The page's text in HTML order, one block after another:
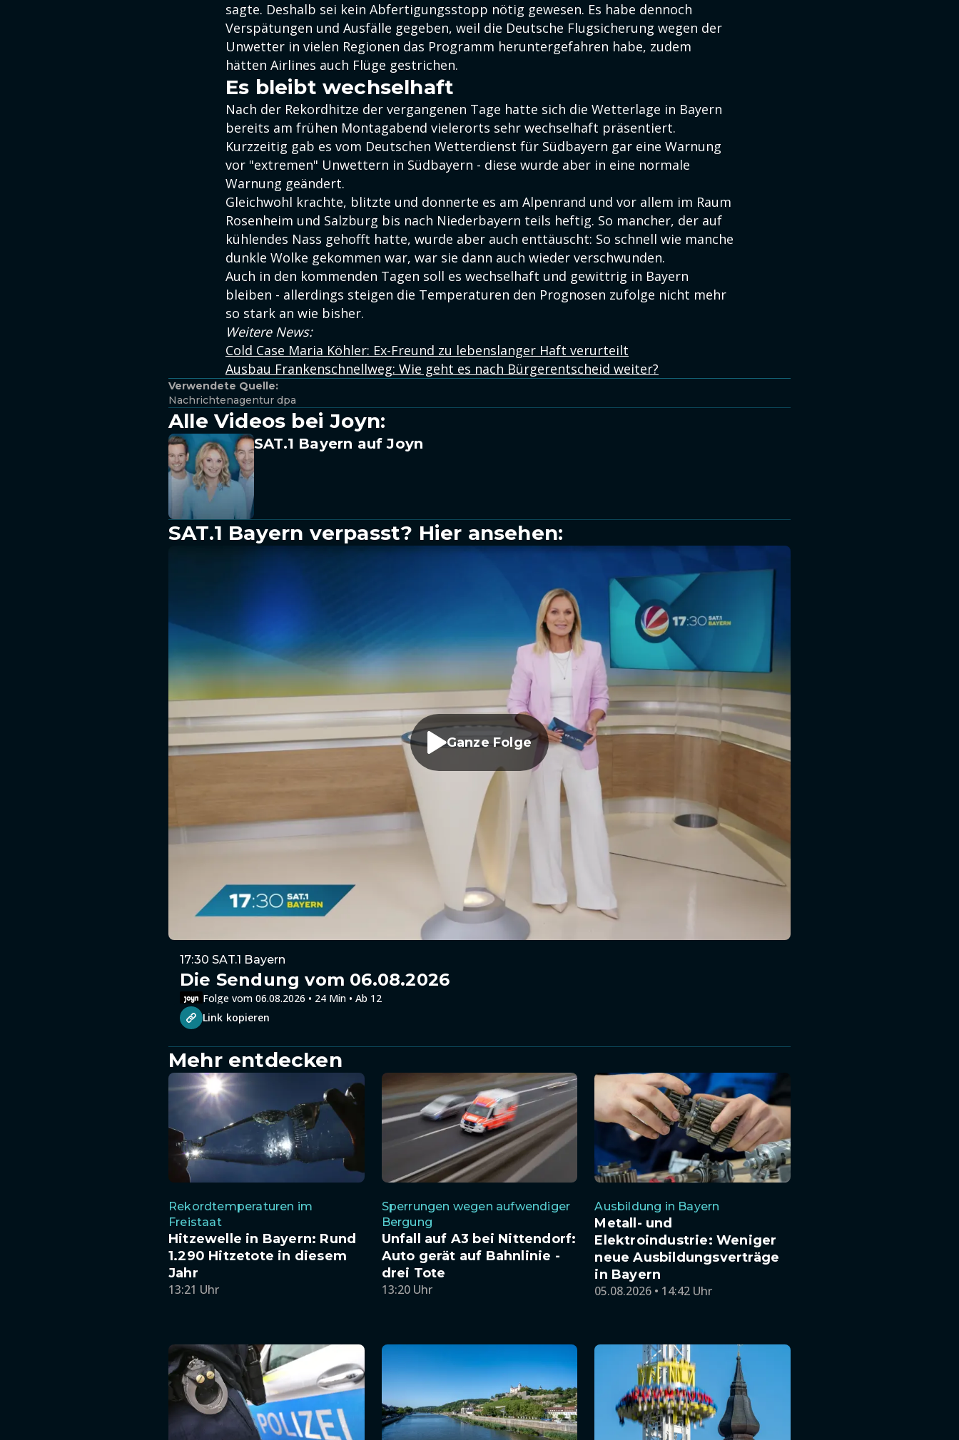
sagte. Deshalb sei kein Abfertigungsstopp nötig gewesen. Es habe dennoch
Verspätungen und Ausfälle gegeben, weil die Deutsche Flugsicherung wegen der
Unwetter in vielen Regionen das Programm heruntergefahren habe, zudem
hätten Airlines auch Flüge gestrichen.
Es bleibt wechselhaft
Nach der Rekordhitze der vergangenen Tage hatte sich die Wetterlage in Bayern
bereits am frühen Montagabend vielerorts sehr wechselhaft präsentiert.
Kurzzeitig gab es vom Deutschen Wetterdienst für Südbayern gar eine Warnung
vor "extremen" Unwettern in Südbayern - diese wurde aber in eine normale
Warnung geändert.
Gleichwohl krachte, blitzte und donnerte es am Alpenrand und vor allem im Raum
Rosenheim und Salzburg bis nach Niederbayern teils heftig. So mancher, der auf
kühlendes Nass gehofft hatte, wurde aber auch enttäuscht: So schnell wie manche
dunkle Wolke gekommen war, war sie dann auch wieder verschwunden.
Auch in den kommenden Tagen soll es wechselhaft und gewittrig in Bayern
bleiben - allerdings steigen die Temperaturen den Prognosen zufolge nicht mehr
so stark an wie bisher.
Weitere News:
Cold Case Maria Köhler: Ex-Freund zu lebenslanger Haft verurteilt
Ausbau Frankenschnellweg: Wie geht es nach Bürgerentscheid weiter?
Verwendete Quelle:
Nachrichtenagentur dpa
Alle Videos bei Joyn:
SAT.1 Bayern auf Joyn
SAT.1 Bayern verpasst? Hier ansehen:
Ganze Folge
17:30 SAT.1 Bayern
Die Sendung vom 06.08.2026
Folge vom 06.08.2026 • 24 Min • Ab 12
Link kopieren
Mehr entdecken
Rekordtemperaturen im
Freistaat
Hitzewelle in Bayern: Rund
1.290 Hitzetote in diesem
Jahr
13:21 Uhr
Sperrungen wegen aufwendiger
Bergung
Unfall auf A3 bei Nittendorf:
Auto gerät auf Bahnlinie -
drei Tote
13:20 Uhr
Ausbildung in Bayern
Metall- und
Elektroindustrie: Weniger
neue Ausbildungsverträge
in Bayern
05.08.2026 • 14:42 Uhr